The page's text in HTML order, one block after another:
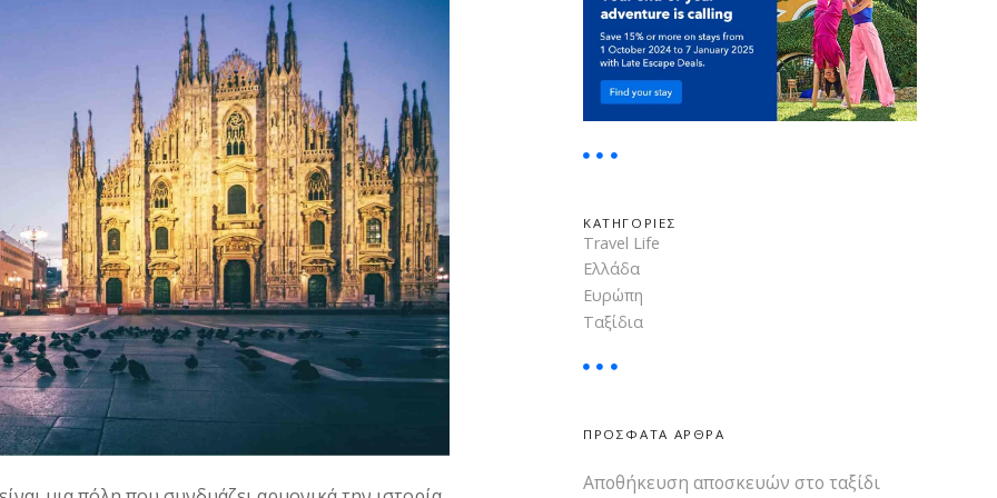
ΚΑΤΗΓΟΡΙΕΣ
Travel Life
Ελλάδα
Ευρώπη
Ταξίδια
ΠΡΟΣΦΑΤΑ ΑΡΘΡΑ
Αποθήκευση αποσκευών στο ταξίδι